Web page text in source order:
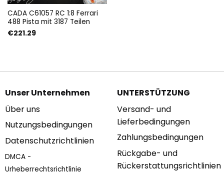
CADA C61057 RC 1:8 Ferrari
488 Pista mit 3187 Teilen
€221.29
Unser Unternehmen
Über uns
Nutzungsbedingungen
Datenschutzrichtlinien
DMCA -
Urheberrechtsrichtlinie
UNTERSTÜTZUNG
Versand- und
Lieferbedingungen
Zahlungsbedingungen
Rückgabe- und
Rückerstattungsrichtlinien